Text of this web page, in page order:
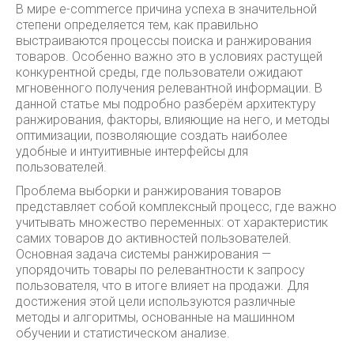
В мире e-commerce причина успеха в значительной
степени определяется тем, как правильно
выстраиваются процессы поиска и ранжирования
товаров. Особенно важно это в условиях растущей
конкурентной среды, где пользователи ожидают
мгновенного получения релевантной информации. В
данной статье мы подробно разберём архитектуру
ранжирования, факторы, влияющие на него, и методы
оптимизации, позволяющие создать наиболее
удобные и интуитивные интерфейсы для
пользователей.
Проблема выборки и ранжирования товаров
представляет собой комплексный процесс, где важно
учитывать множество переменных: от характеристик
самих товаров до активностей пользователей.
Основная задача системы ранжирования —
упорядочить товары по релевантности к запросу
пользователя, что в итоге влияет на продажи. Для
достижения этой цели используются различные
методы и алгоритмы, основанные на машинном
обучении и статистическом анализе.